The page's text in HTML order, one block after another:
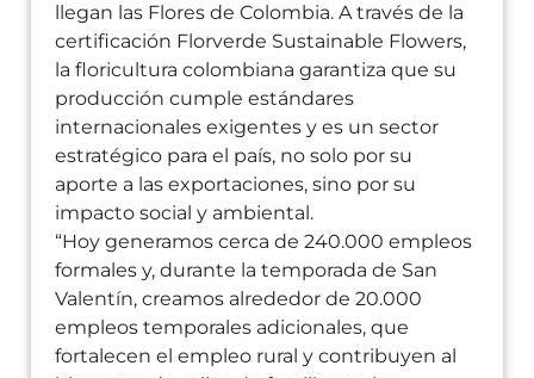
llegan las Flores de Colombia. A través de la
certificación Florverde Sustainable Flowers,
la floricultura colombiana garantiza que su
producción cumple estándares
internacionales exigentes y es un sector
estratégico para el país, no solo por su
aporte a las exportaciones, sino por su
impacto social y ambiental.
“Hoy generamos cerca de 240.000 empleos
formales y, durante la temporada de San
Valentín, creamos alrededor de 20.000
empleos temporales adicionales, que
fortalecen el empleo rural y contribuyen al